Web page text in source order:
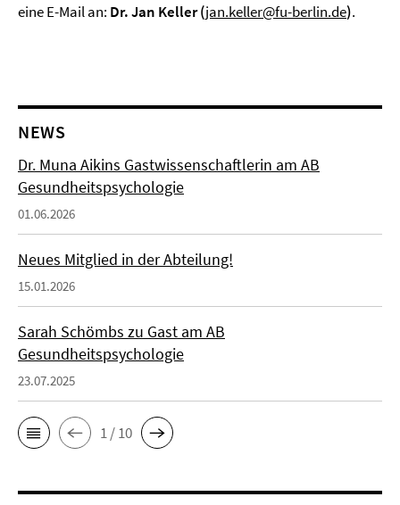
eine E-Mail an: Dr. Jan Keller (jan.keller@fu-berlin.de).
NEWS
Dr. Muna Aikins Gastwissenschaftlerin am AB
Gesundheitspsychologie
01.06.2026
Neues Mitglied in der Abteilung!
15.01.2026
Sarah Schömbs zu Gast am AB
Gesundheitspsychologie
23.07.2025
1 / 10